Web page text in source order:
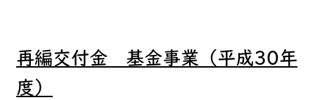
再編交付金 基金事業（平成30年
度）